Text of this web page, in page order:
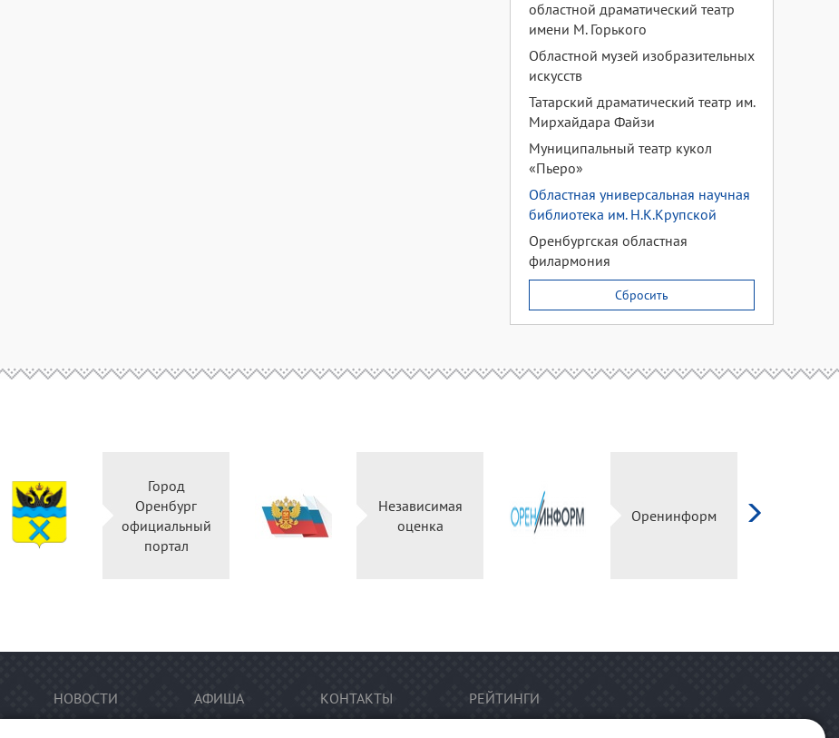
областной драматический театр
имени М. Горького
Областной музей изобразительных
искусств
Татарский драматический театр им.
Мирхайдара Файзи
Муниципальный театр кукол
«Пьеро»
Областная универсальная научная
библиотека им. Н.К.Крупской
Оренбургская областная
филармония
Сбросить
Город
Оренбург
официальный
портал
Независимая
оценка
Оренинформ
НОВОСТИ АФИША КОНТАКТЫ РЕЙТИНГИ